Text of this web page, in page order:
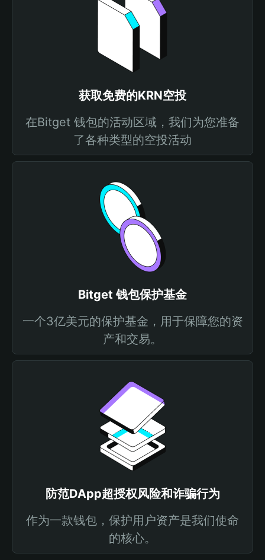
获取免费的KRN空投
在Bitget 钱包的活动区域，我们为您准备
了各种类型的空投活动
Bitget 钱包保护基金
一个3亿美元的保护基金，用于保障您的资
产和交易。
防范DApp超授权风险和诈骗行为
作为一款钱包，保护用户资产是我们使命
的核心。